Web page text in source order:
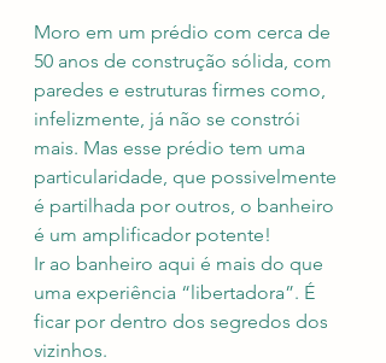
Moro em um prédio com cerca de
50 anos de construção sólida, com
paredes e estruturas firmes como,
infelizmente, já não se constrói
mais. Mas esse prédio tem uma
particularidade, que possivelmente
é partilhada por outros, o banheiro
é um amplificador potente!
Ir ao banheiro aqui é mais do que
uma experiência “libertadora”. É
ficar por dentro dos segredos dos
vizinhos.